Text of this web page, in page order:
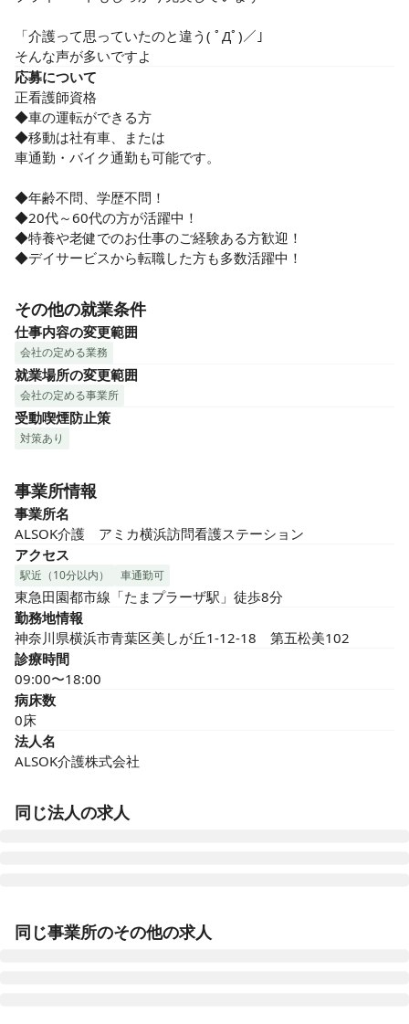
「介護って思っていたのと違う( ﾟДﾟ)／」
そんな声が多いですよ
応募について
正看護師資格
◆車の運転ができる方
◆移動は社有車、または
車通勤・バイク通勤も可能です。
◆年齢不問、学歴不問！
◆20代～60代の方が活躍中！
◆特養や老健でのお仕事のご経験ある方歓迎！
◆デイサービスから転職した方も多数活躍中！
その他の就業条件
仕事内容の変更範囲
会社の定める業務
就業場所の変更範囲
会社の定める事業所
受動喫煙防止策
対策あり
事業所情報
事業所名
ALSOK介護　アミカ横浜訪問看護ステーション
アクセス
駅近（10分以内） 車通勤可
東急田園都市線「たまプラーザ駅」徒歩8分
勤務地情報
神奈川県横浜市青葉区美しが丘1-12-18　第五松美102
診療時間
09:00〜18:00
病床数
0床
法人名
ALSOK介護株式会社
同じ法人の求人
平あじさい公園
東京都小平市仲町293-5
同じ事業所のその他の求人